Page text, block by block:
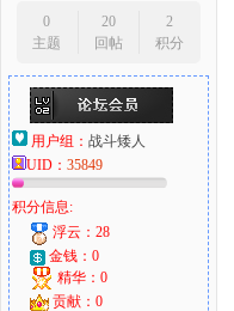
爱
0
主题
20
回帖
2
积分
用户组： 战斗矮人
UID： 35849
积分信息:
浮云：28
金钱：0
精华：0
贡献：0